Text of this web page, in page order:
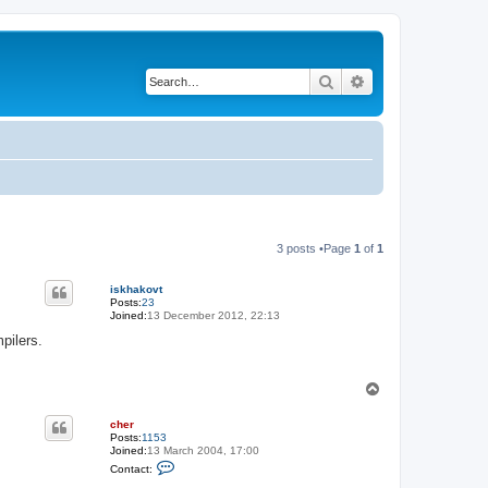
Search
3 posts •Page 1 of 1
iskhakovt
Posts:23
Joined:13 December 2012, 22:13
cher
Posts:1153
Joined:13 March 2004, 17:00
Contact: